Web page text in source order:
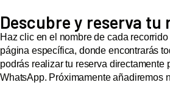
Descubre y reserva tu
Haz clic en el nombre de cada
página específica, donde encontrarás
podrás realizar tu reserva directamente
WhatsApp. Próximamente añadiremos